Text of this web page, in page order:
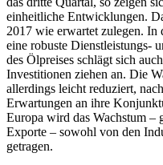
einheitliche Entwicklungen.
2017 wie erwartet zulegen.
eine robuste Dienstleistungs-
des Ölpreises schlägt sich
Investitionen ziehen an. Die
allerdings leicht reduziert,
Erwartungen an ihre
Europa wird das Wachstum –
Exporte – sowohl von den
getragen.